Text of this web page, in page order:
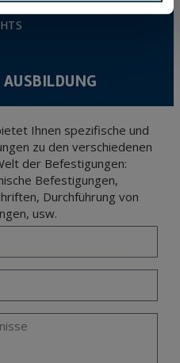
Ihnen spezifische und
zu den verschiedenen
der Befestigungen:
Befestigungen,
Durchführung von
usw.